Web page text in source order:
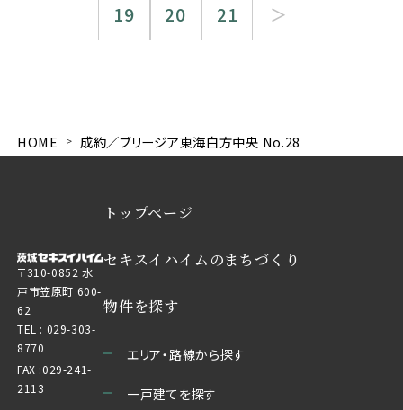
19 20 21 ＞
HOME 成約／ブリージア東海白方中央 No.28
〒310-0852 水
戸市笠原町 600-
62
TEL : 029-303-
8770
FAX :029-241-
2113
トップページ
セキスイハイムのまちづくり
物件を探す
エリア・路線から探す
一戸建てを探す